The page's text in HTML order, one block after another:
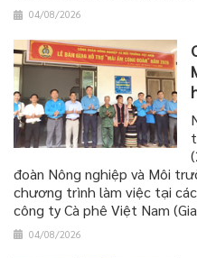
04/08/2026
đoàn Nông nghiệp và Môi
chương trình làm việc tại
công ty Cà phê Việt Nam
04/08/2026